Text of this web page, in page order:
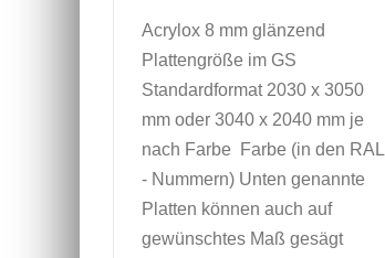
Acrylox 8 mm glänzend
Plattengröße im GS
Standardformat 2030 x 3050
mm oder 3040 x 2040 mm je
nach Farbe Farbe (in den RAL
- Nummern) Unten genannte
Platten können auch auf
gewünschtes Maß gesägt